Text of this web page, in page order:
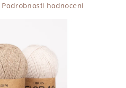
Podrobnosti hodnocení